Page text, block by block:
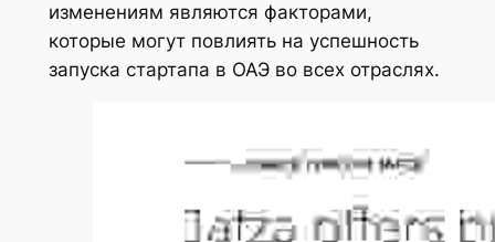
изменениям являются факторами,
которые могут повлиять на успешность
запуска стартапа в ОАЭ во всех отраслях.